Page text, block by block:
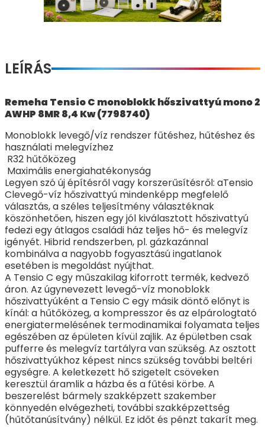
LEÍRÁS
Remeha Tensio C monoblokk hőszivattyú mono 2
AWHP 8MR 8,4 Kw (7798740)
Monoblokk levegő/víz rendszer fűtéshez, hűtéshez és
használati melegvízhez
R32 hűtőközeg
Maximális energiahatékonyság
Legyen szó új építésről vagy korszerűsítésről: aTensio
Clevegő-víz hőszivattyú mindenképp megfelelő
választás, a széles teljesítmény választéknak
köszönhetően, hiszen egy jól kiválasztott hőszivattyú
fedezi egy átlagos családi ház teljes hő- és melegvíz
igényét. Hibrid rendszerben, pl. gázkazánnal
kombinálva a nagyobb fogyasztású ingatlanok
esetében is megoldást nyújthat.
A Tensio C egy műszakilag kiforrott termék, kedvező
áron. Az úgynevezett levegő-víz monoblokk
hőszivattyúként a Tensio C egy másik döntő előnyt is
kínál: a hűtőközeg, a kompresszor és az elpárologtató
energiatermelésének termodinamikai folyamata teljes
egészében az épületen kívül zajlik. Az épületben csak
pufferre és melegvíz tartályra van szükség. Az osztott
hőszivattyúkhoz képest nincs szükség további beltéri
egységre. A keletkezett hő szigetelt csöveken
keresztül áramlik a házba és a fűtési körbe. A
beszerelést bármely szakképzett szakember
könnyedén elvégezheti, további szakképzettség
(hűtőtanúsítvány) nélkül. Ez időt és pénzt takarít meg.